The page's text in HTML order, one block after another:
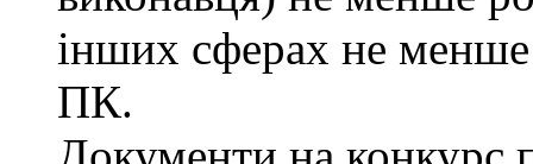
інших сферах не
ПК.